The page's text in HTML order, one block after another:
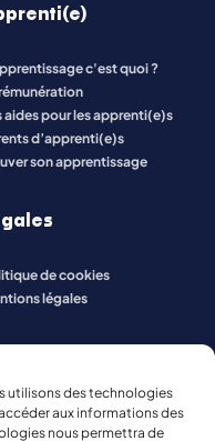
utilisons des technologies
aux informations des
nous permettra de
c'est quoi ?
aides pour les apprenti(e)s
d’apprenti(e)s
son apprentissage
de cookies
légales